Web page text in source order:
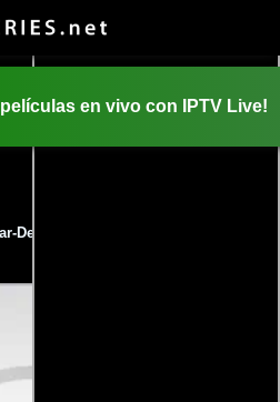
en vivo con IPTV Live!
Death Experiences (2010)